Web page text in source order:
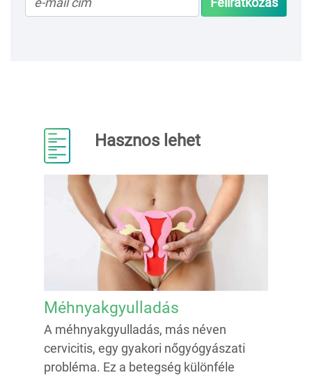
Hasznos lehet
Méhnyakgyulladás
A méhnyakgyulladás, más néven
cervicitis, egy gyakori nőgyógyászati
probléma. Ez a betegség különféle